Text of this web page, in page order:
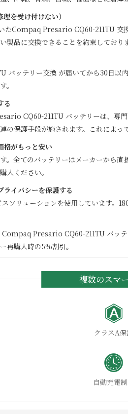
を受け付けない）
たCompaq Presario CQ60-211TU 交
製品に交換できることを約束しており
バッテリー交換 が届いてから30日以
。
る
CQ60-211TU バッテリーは、専
の保護手段が施されます。これによっ
格がもっと安い
。全てのバッテリーはメーカーから
入ください。
ライバシーを保護する
ソリューションを使用しています。
Compaq Presario CQ60-211TU バッ
再購入時の5%割引。
複数のスマ
クラスA
自動充電